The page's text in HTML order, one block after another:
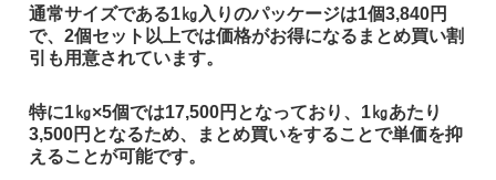
通常サイズである1㎏入りのパッケージは1個3,840円
で、2個セット以上では価格がお得になるまとめ買い割
引も用意されています。
特に1㎏×5個では17,500円となっており、1㎏あたり
3,500円となるため、まとめ買いをすることで単価を抑
えることが可能です。